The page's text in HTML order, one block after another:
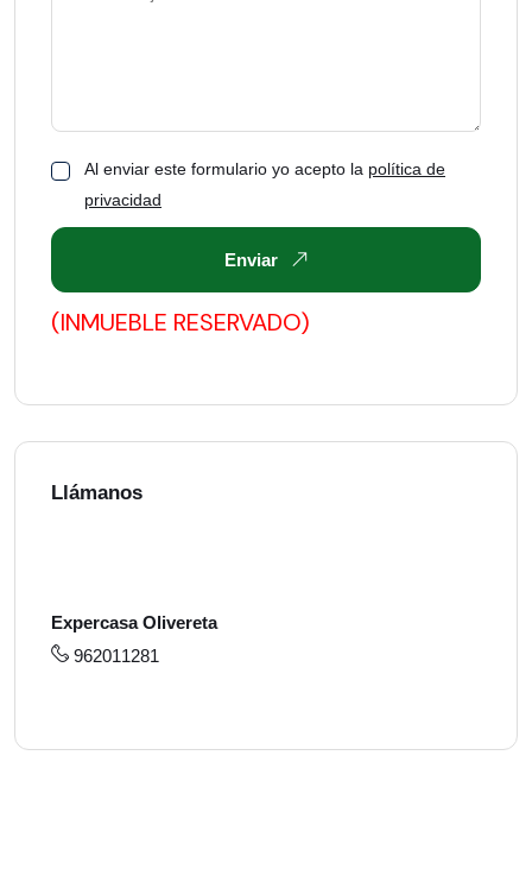
Al enviar este formulario yo acepto la política de
privacidad
Enviar
(INMUEBLE RESERVADO)
Llámanos
Expercasa Olivereta
962011281